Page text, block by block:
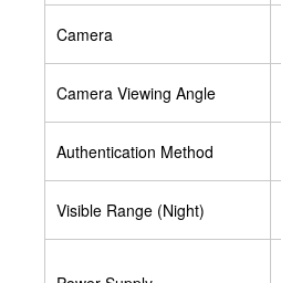
Camera
Camera Viewing Angle
Authentication Method
Visible Range (Night)